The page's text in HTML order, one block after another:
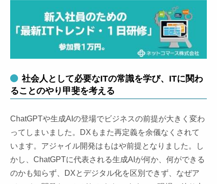
社会人として必要なITの常識を学び、ITに関わ
ることのやり甲斐を考える
ChatGPTや生成AIの登場でビジネスの前提が大きく変わ
ってしまいました。DXもまた再定義を余儀なくされて
います。アジャイル開発はもはや前提となりました。し
かし、ChatGPTに代表される生成AIが何か、何ができる
のかも知らず、DXとデジタル化を区別できず、なぜア